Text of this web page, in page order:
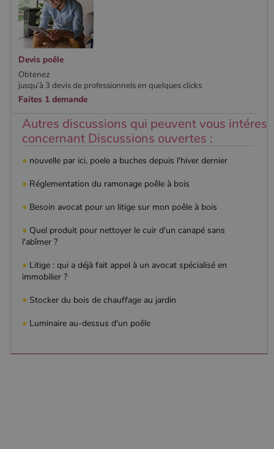
Devis poêle
Obtenez
jusqu’à 3 devis de professionnels en quelques clicks
Faites 1 demande
Autres discussions qui peuvent vous
concernant Discussions ouvertes :
● nouvelle par ici, poele a buches depuis l'hiver dernier
● Réglementation du ramonage poêle à bois
● Besoin avocat pour un litige sur mon poêle à bois
● Quel produit pour nettoyer le cuir d'un canapé sans
l'abîmer ?
● Litige : qui a déjà fait appel à un avocat spécialisé en
immobilier ?
● Stocker du bois de chauffage au jardin
● Luminaire au-dessus d'un poêle